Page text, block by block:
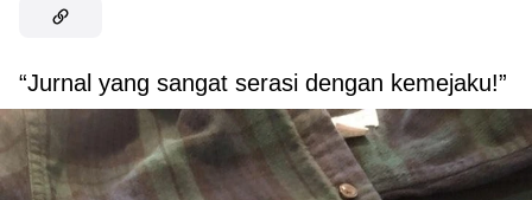
“Jurnal yang sangat serasi dengan kemejaku!”